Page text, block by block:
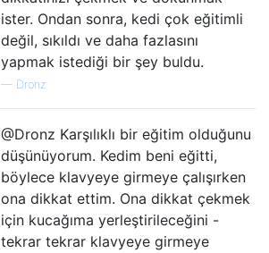
ister. Ondan sonra, kedi çok eğitimli
değil, sıkıldı ve daha fazlasını
yapmak istediği bir şey buldu.
— Dronz
@Dronz Karşılıklı bir eğitim olduğunu
düşünüyorum. Kedim beni eğitti,
böylece klavyeye girmeye çalışırken
ona dikkat ettim. Ona dikkat çekmek
için kucağıma yerleştirileceğini -
tekrar tekrar klavyeye girmeye